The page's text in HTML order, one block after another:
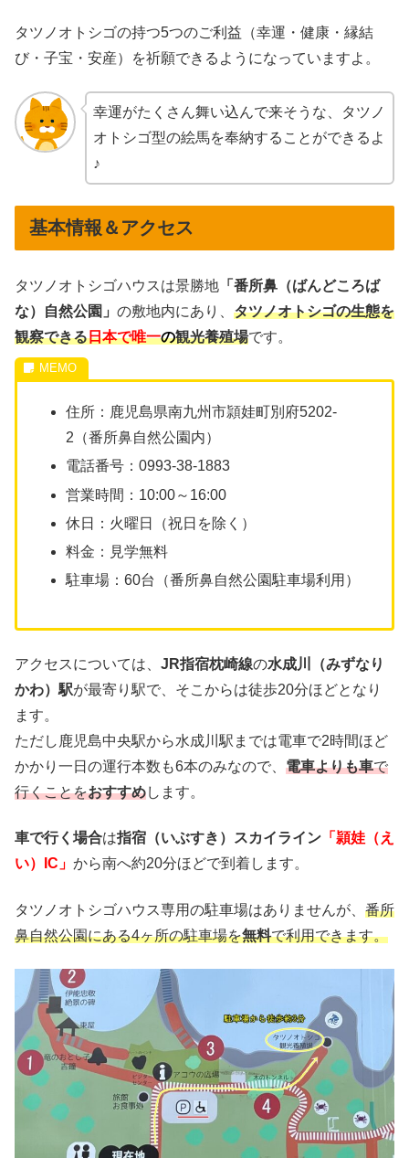
タツノオトシゴの持つ5つのご利益（幸運・健康・縁結
び・子宝・安産）を祈願できるようになっていますよ。
幸運がたくさん舞い込んで来そうな、タツノ
オトシゴ型の絵馬を奉納することができるよ
♪
基本情報＆アクセス
タツノオトシゴハウスは景勝地 「番所鼻（ばんどころば
な）自然公園」 の敷地内にあり、 タツノオトシゴの生態を
観察できる日本で唯一の観光養殖場です。
住所：鹿児島県南九州市頴娃町別府5202-
2（番所鼻自然公園内）
電話番号：0993-38-1883
営業時間：10:00～16:00
休日：火曜日（祝日を除く）
料金：見学無料
駐車場：60台（番所鼻自然公園駐車場利用）
アクセスについては、 JR指宿枕崎線の水成川（みずなり
かわ）駅が最寄り駅で、そこからは徒歩20分ほどとなり
ます。
ただし鹿児島中央駅から水成川駅までは電車で2時間ほど
かかり一日の運行本数も6本のみなので、 電車よりも車で
行くことをおすすめします。
車で行く場合は指宿（いぶすき）スカイライン 「頴娃（え
い）IC」 から南へ約20分ほどで到着します。
タツノオトシゴハウス専用の駐車場はありませんが、 番所
鼻自然公園にある4ヶ所の駐車場を無料で利用できます。